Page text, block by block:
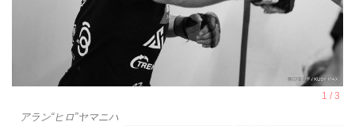
アラン“ヒロ”ヤマニハ